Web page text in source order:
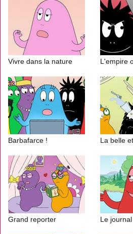
Vivre dans la nature L'empire
Barbafarce ! La belle
Grand reporter Le